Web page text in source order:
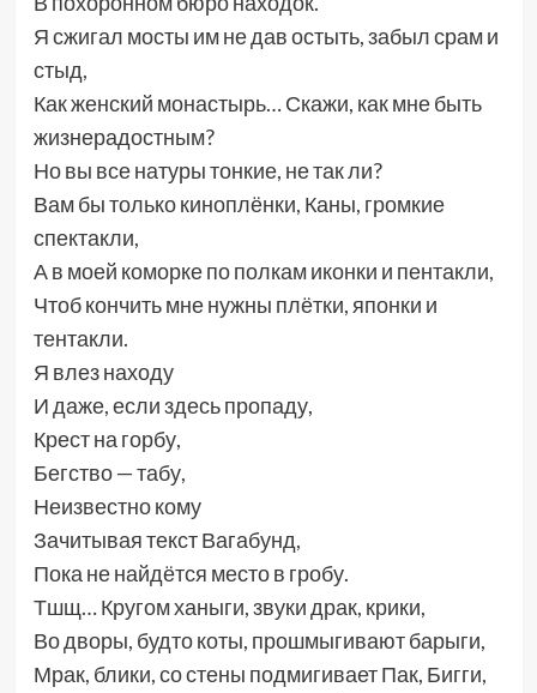
Я сжигал мосты им не дав остыть, забыл срам и
стыд,
Как женский монастырь… Скажи, как мне быть
жизнерадостным?
Но вы все натуры тонкие, не так ли?
Вам бы только киноплёнки, Каны, громкие
спектакли,
А в моей коморке по полкам иконки и пентакли,
Чтоб кончить мне нужны плётки, японки и
тентакли.
Я влез находу
И даже, если здесь пропаду,
Крест на горбу,
Бегство — табу,
Неизвестно кому
Зачитывая текст Вагабунд,
Пока не найдётся место в гробу.
Тшщ… Кругом ханыги, звуки драк, крики,
Во дворы, будто коты, прошмыгивают барыги,
Мрак, блики, со стены подмигивает Пак, Бигги,